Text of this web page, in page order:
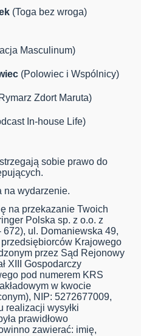
(Toga bez wroga)
Masculinum)
(Polowiec i Wspólnicy)
Zdort Maruta)
In-house Life)
sobie prawo do
na wydarzenie.
na przekazanie Twoich
Polska sp. z o.o. z
ul. Domaniewska 49,
Krajowego
przez Sąd Rejonowy
XIII Gospodarczy
pod numerem KRS
w kwocie
NIP: 5272677009,
realizacji wysyłki
prawidłowo
zawierać: imię,